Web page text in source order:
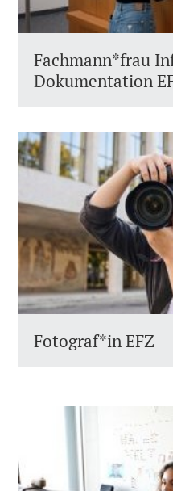
Fachmann*frau
Dokumentation
Fotograf*in EFZ